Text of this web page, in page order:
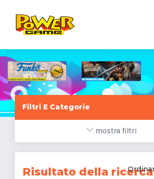
Filtri E Categorie
mostra filtri
Risultato della ricerca